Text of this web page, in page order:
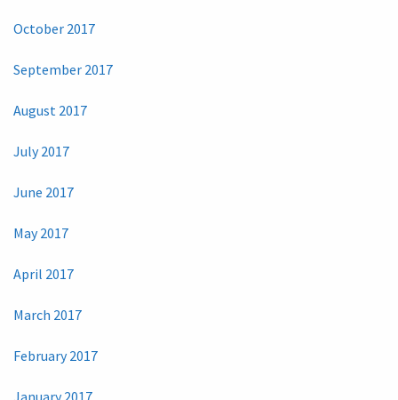
October 2017
September 2017
August 2017
July 2017
June 2017
May 2017
April 2017
March 2017
February 2017